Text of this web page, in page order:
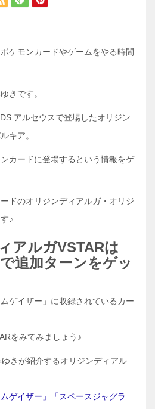
ケモンカードやゲームをやる時間
きです。
アルセウスで登場したオリジン
キア。
カードに登場するという情報をゲ
ドのオリジンディアルガ・オリジ
♪
アルガVSTARは
追加ターンをゲッ
ゲイザー」に収録されているカー
をみてみましょう♪
ゲイザー」「スペースジャグラ